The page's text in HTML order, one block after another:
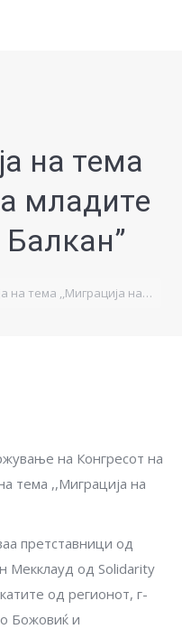
на тема
младите
на тема ,,Миграција на…
на Конгресот на
тема ,,Миграција на
претставници од
Мекклауд од Solidarity
од регионот, г-
Божовиќ и